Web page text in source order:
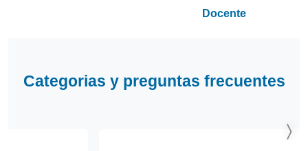
Categorias y preguntas frecuentes